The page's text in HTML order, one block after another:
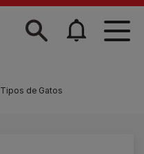
Tipos de Gatos